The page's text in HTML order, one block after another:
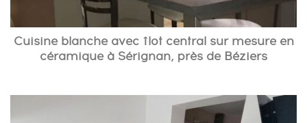
Cuisine blanche avec îlot central sur mesure en
céramique à Sérignan, près de Béziers